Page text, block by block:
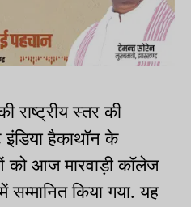
राष्ट्रीय स्तर की
इंडिया हैकाथॉन के
आज मारवाड़ी कॉलेज
सम्मानित किया गया. यह